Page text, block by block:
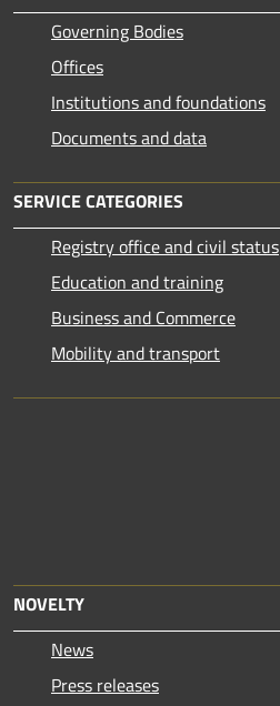
Governing Bodies
Offices
Institutions and foundations
Documents and data
SERVICE CATEGORIES
Registry office and civil status
Education and training
Business and Commerce
Mobility and transport
NOVELTY
News
Press releases